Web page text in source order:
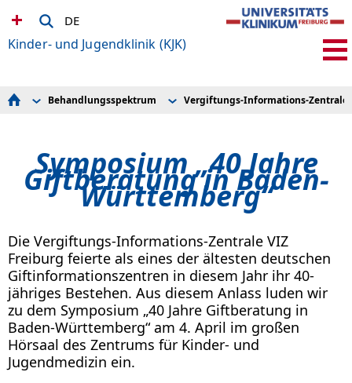
DE
Kinder- und Jugendklinik (KJK)
Diagnostik für seltene Erkrankungen
Umfassende Betreuung
Forschung und klinische Studien
Ausbildung und Studium
Bewerbung bei uns
Informationen für Patient*innen
Die Kliniken in der KJK
ru-kjk
Behandlungsspektrum
Blutstammzelltransplantation
Endokrinologie und Diabetologie
Epilepsiezentrum
Früh- und Neugeborenenmedizin
Gastroenterologie und Hepatologie
Gerinnungsstörungen
Heimbeatmung
Immunologie
Infektiologie
Intensivmedizin
Kindergynäkologie
Kinderschutzzentrum und Frühe Hilfen
Neuropädiatrie und Muskelerkrankungen
Nierenerkrankungen und Dialyse
Onkologie
Pädiatrische Genetik
Vergiftungs-Informations-Zentrale
Liste ausgewählter Giftpflanzen
Vorbeugen
Firmenservice
Pharmakovigilanz
Spenden
Spice II plus - wissenschaftliche
Drogen
Weitere Gift-Informations-
Symposium „40 Jahre
Giftberatung in Baden-
Württemberg“
Die Vergiftungs-Informations-Zentrale VIZ
Freiburg feierte als eines der ältesten deutschen
Giftinformationszentren in diesem Jahr ihr 40-
jähriges Bestehen. Aus diesem Anlass luden wir
zu dem Symposium „40 Jahre Giftberatung in
Baden-Württemberg“ am 4. April im großen
Hörsaal des Zentrums für Kinder- und
Jugendmedizin ein.